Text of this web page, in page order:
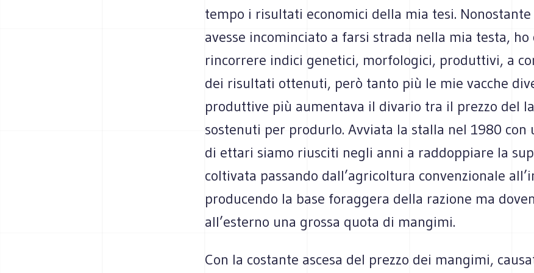
tempo i risultati economici della mia tesi.
avesse incominciato a farsi strada nella mia testa, ho
rincorrere indici genetici, morfologici, produttivi, a
dei risultati ottenuti, però tanto più le mie vacche
produttive più aumentava il divario tra il prezzo del
sostenuti per produrlo. Avviata la stalla nel 1980 con
di ettari siamo riusciti negli anni a raddoppiare la
coltivata passando dall’agricoltura convenzionale
producendo la base foraggera della razione ma
all’esterno una grossa quota di mangimi.
Con la costante ascesa del prezzo dei mangimi,